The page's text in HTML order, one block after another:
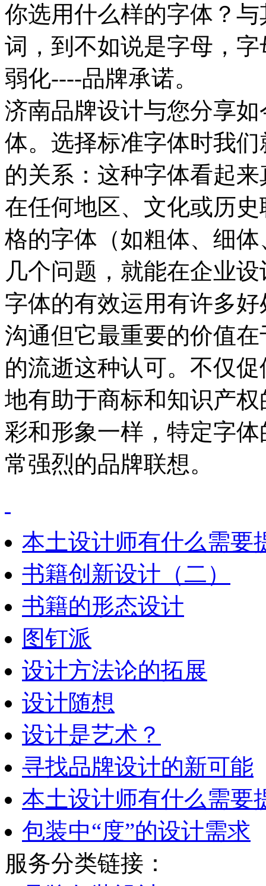
你选用什么样的字体？
词，到不如说是字母，
弱化----品牌承诺。
济南品牌设计与您分享
体。选择标准字体时我
的关系：这种字体看起
在任何地区、文化或历
格的字体（如粗体、细
几个问题，就能在企业
字体的有效运用有许多
沟通但它最重要的价值
的流逝这种认可。不仅
地有助于商标和知识产
彩和形象一样，特定字
常强烈的品牌联想。
本土设计师有什么需要
书籍创新设计（二）
书籍的形态设计
图钉派
设计方法论的拓展
设计随想
设计是艺术？
寻找品牌设计的新可能
本土设计师有什么需要
包装中“度”的设计需求
服务分类链接：